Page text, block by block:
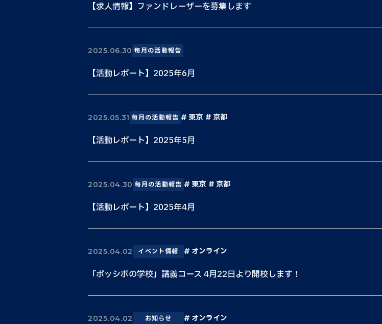
【求人情報】ファンドレーザーを募集します
2025.06.30 毎月の活動報告
【活動レポート】2025年6月
2025.05.31 毎月の活動報告 東京 京都
【活動レポート】2025年5月
2025.04.30 毎月の活動報告 東京 京都
【活動レポート】2025年4月
2025.04.02 イベント情報 オンライン
「ポッシボの学校」講義コース 4月22日より開校します！
2025.04.02 お知らせ オンライン